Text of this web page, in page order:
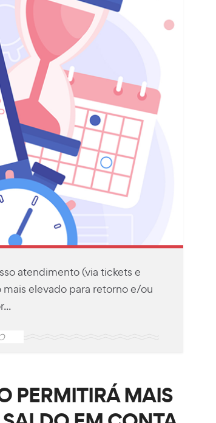
atendimento (via tickets e
elevado para retorno e/ou
PERMITIRÁ MAIS